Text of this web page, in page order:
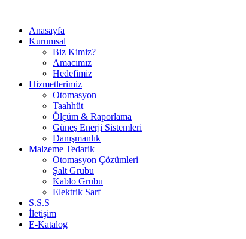
Anasayfa
Kurumsal
Biz Kimiz?
Amacımız
Hedefimiz
Hizmetlerimiz
Otomasyon
Taahhüt
Ölçüm & Raporlama
Güneş Enerji Sistemleri
Danışmanlık
Malzeme Tedarik
Otomasyon Çözümleri
Şalt Grubu
Kablo Grubu
Elektrik Sarf
S.S.S
İletişim
E-Katalog